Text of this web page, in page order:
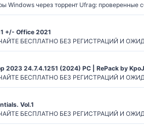
Windows через торрент Ufrag: проверенные
+/- Office 2021
БЕСПЛАТНО БЕЗ РЕГИСТРАЦИЙ И
2023 24.7.4.1251 (2024) PC | RePack by
БЕСПЛАТНО БЕЗ РЕГИСТРАЦИЙ И
Vol.1
БЕСПЛАТНО БЕЗ РЕГИСТРАЦИЙ И